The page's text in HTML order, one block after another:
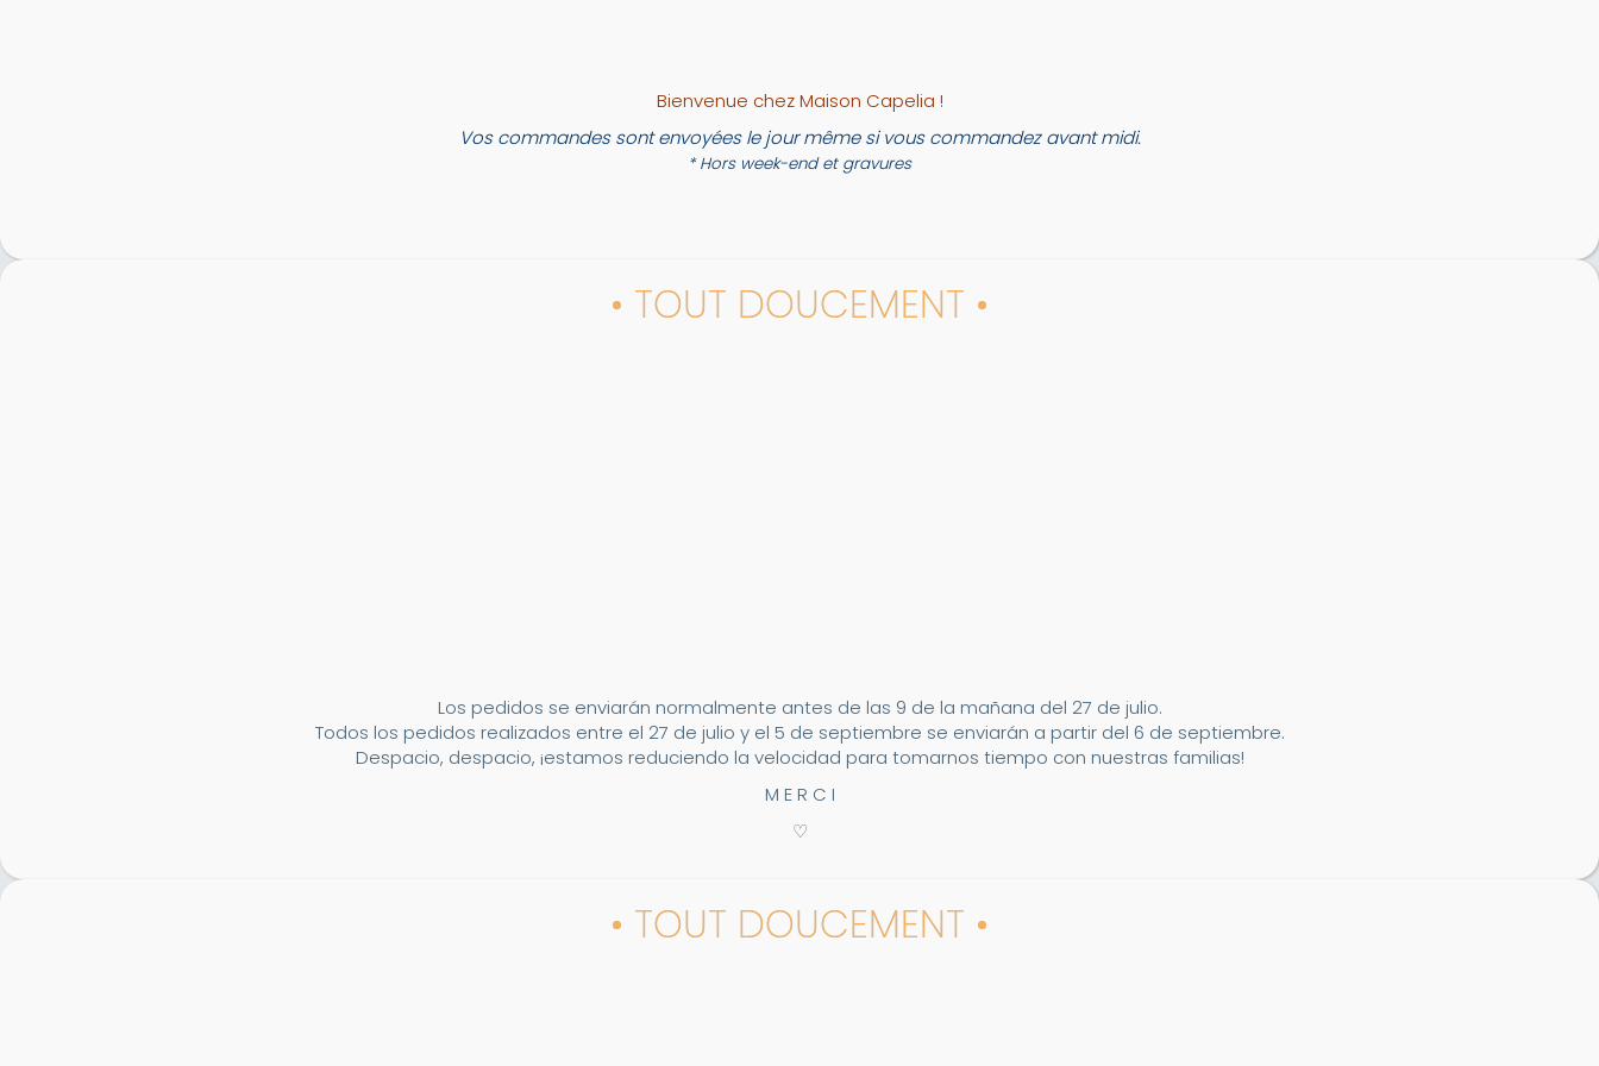
Bienvenue chez Maison Capelia !
Vos commandes sont envoyées le jour même si vous commandez avant midi.
* Hors week-end et gravures
• TOUT DOUCEMENT •
Los pedidos se enviarán normalmente antes de las 9 de la mañana del 27 de julio.
Todos los pedidos realizados entre el 27 de julio y el 5 de septiembre se enviarán a partir del 6 de septiembre.
Despacio, despacio, ¡estamos reduciendo la velocidad para tomarnos tiempo con nuestras familias!
M E R C I
♡
• TOUT DOUCEMENT •